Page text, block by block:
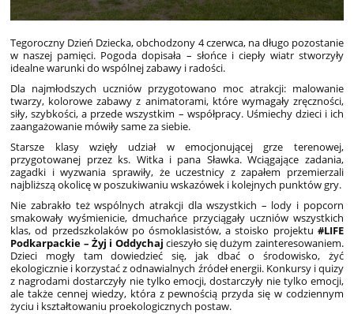
Tegoroczny Dzień Dziecka, obchodzony 4 czerwca, na długo pozostanie
w naszej pamięci. Pogoda dopisała – słońce i ciepły wiatr stworzyły
idealne warunki do wspólnej zabawy i radości.
Dla najmłodszych uczniów przygotowano moc atrakcji: malowanie
twarzy, kolorowe zabawy z animatorami, które wymagały zręczności,
siły, szybkości, a przede wszystkim – współpracy. Uśmiechy dzieci i ich
zaangażowanie mówiły same za siebie.
Starsze klasy wzięły udział w emocjonującej grze terenowej,
przygotowanej przez ks. Witka i pana Sławka. Wciągające zadania,
zagadki i wyzwania sprawiły, że uczestnicy z zapałem przemierzali
najbliższą okolicę w poszukiwaniu wskazówek i kolejnych punktów gry.
Nie zabrakło też wspólnych atrakcji dla wszystkich – lody i popcorn
smakowały wyśmienicie, dmuchańce przyciągały uczniów wszystkich
klas, od przedszkolaków po ósmoklasistów, a stoisko projektu #LIFE
Podkarpackie – Żyj i Oddychaj cieszyło się dużym zainteresowaniem.
Dzieci mogły tam dowiedzieć się, jak dbać o środowisko, żyć
ekologicznie i korzystać z odnawialnych źródeł energii. Konkursy i quizy
z nagrodami dostarczyły nie tylko emocji, dostarczyły nie tylko emocji,
ale także cennej wiedzy, która z pewnością przyda się w codziennym
życiu i kształtowaniu proekologicznych postaw.